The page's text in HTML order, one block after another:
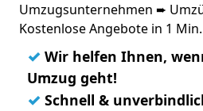
Umzugsunternehmen ➨
Kostenlose Angebote in 1 Min.
✓ Wir helfen Ihnen,
Umzug geht!
✓ Schnell &